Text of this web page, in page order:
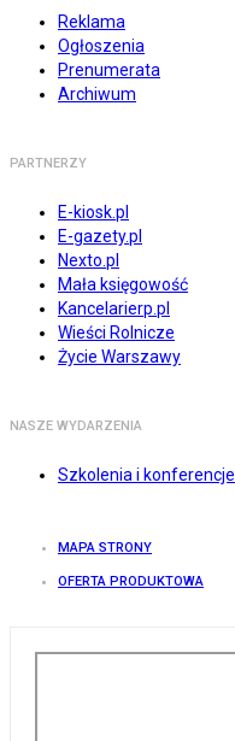
Reklama
Ogłoszenia
Prenumerata
Archiwum
PARTNERZY
E-kiosk.pl
E-gazety.pl
Nexto.pl
Mała księgowość
Kancelarierp.pl
Wieści Rolnicze
Życie Warszawy
NASZE WYDARZENIA
Szkolenia i konferencje
MAPA STRONY
OFERTA PRODUKTOWA